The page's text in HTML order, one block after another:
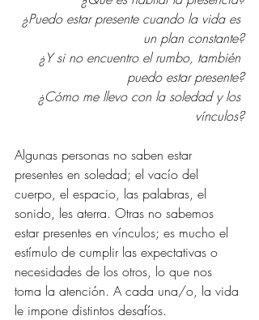
¿Puedo estar presente cuando la vida es
un plan constante?
¿Y si no encuentro el rumbo, también
puedo estar presente?
¿Cómo me llevo con la soledad y los
vínculos?
Algunas personas no saben estar
presentes en soledad; el vacío del
cuerpo, el espacio, las palabras, el
sonido, les aterra. Otras no sabemos
estar presentes en vínculos; es mucho el
estímulo de cumplir las expectativas o
necesidades de los otros, lo que nos
toma la atención. A cada una/o, la vida
le impone distintos desafíos.